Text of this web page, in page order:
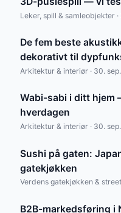
Leker, spill & samleobjekter
De fem beste
dekorativt til
Arkitektur & interiør · 30.
Wabi-sabi i ditt hjem
hverdagen
Arkitektur & interiør · 30.
Sushi på gaten:
gatekjøkken
Verdens gatekjøkken &
B2B-markedsføring i